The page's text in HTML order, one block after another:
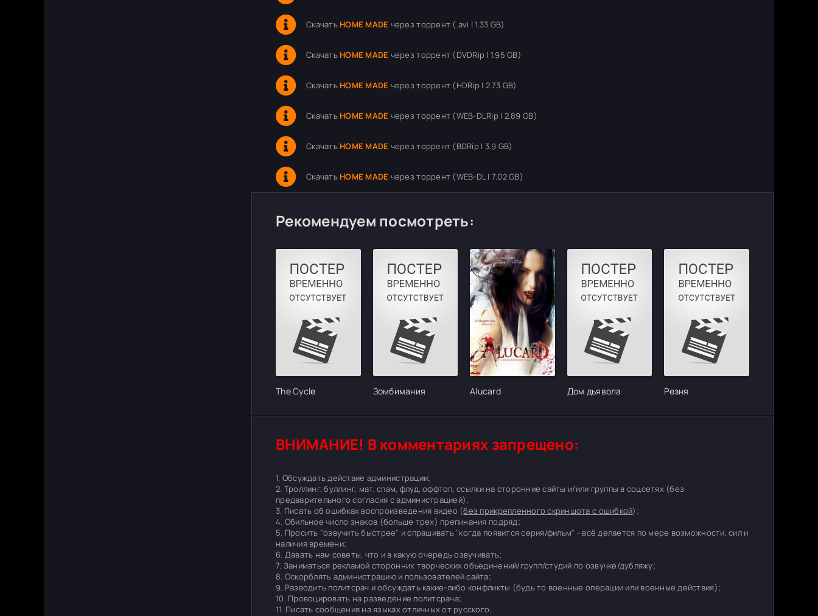
Скачать HOME MADE через торрент (.avi | 1.33 GB)
Скачать HOME MADE через торрент (DVDRip | 1.95 GB)
Скачать HOME MADE через торрент (HDRip | 2.73 GB)
Скачать HOME MADE через торрент (WEB-DLRip | 2.89 GB)
Скачать HOME MADE через торрент (BDRip | 3.9 GB)
Скачать HOME MADE через торрент (WEB-DL | 7.02 GB)
Рекомендуем посмотреть:
The Cycle Зомбимания Alucard Дом дьявола Резня
ВНИМАНИЕ! В комментариях запрещено:
1. Обсуждать действие администрации;
2. Троллинг, буллинг, мат, спам, флуд, оффтоп, ссылки на сторонние сайты и/или группы в соцсетях (без
предварительного согласия с администрацией);
3. Писать об ошибках воспроизведения видео (без прикрепленного скриншота с ошибкой);
4. Обильное число знаков (больше трех) препинания подряд;
5. Просить "озвучить быстрее" и спрашивать "когда появится серия/фильм" - всё делается по мере возможности, сил и
наличия времени;
6. Давать нам советы, что и в какую очередь озвучивать;
7. Заниматься рекламой сторонних творческих объединений/групп/студий по озвучке/дубляжу;
8. Оскорблять администрацию и пользователей сайта;
9. Разводить политсрач и обсуждать какие-либо конфликты (будь то военные операции или военные действия);
10. Провоцировать на разведение политсрача;
11. Писать сообщения на языках отличных от русского.